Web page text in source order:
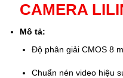
CAMERA
Mô tả:
Độ phân giải CMOS 8
Chuẩn nén video hiệu